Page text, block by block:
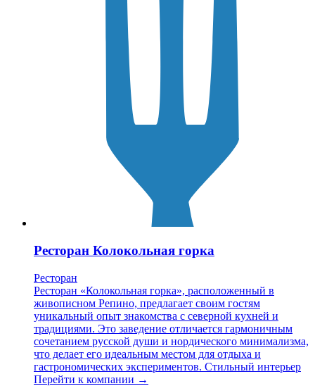
Ресторан Колокольная горка
Ресторан
Ресторан «Колокольная горка», расположенный в
живописном Репино, предлагает своим гостям
уникальный опыт знакомства с северной кухней и
традициями. Это заведение отличается гармоничным
сочетанием русской души и нордического минимализма,
что делает его идеальным местом для отдыха и
гастрономических экспериментов. Стильный интерьер
Перейти к компании →